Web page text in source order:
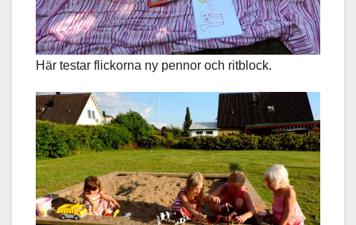
Här testar flickorna ny pennor och ritblock.